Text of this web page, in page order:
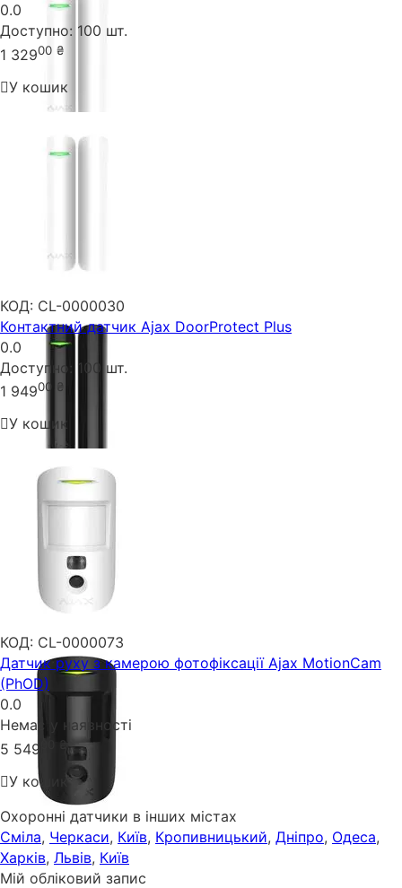
0.0
Доступно: 100 шт.
1 32900 ₴
У кошик
КОД: CL-0000030
Контактний датчик Ajax DoorProtect Plus
0.0
Доступно: 100 шт.
1 94900 ₴
У кошик
КОД: CL-0000073
Датчик руху з камерою фотофіксації Ajax MotionCam
(PhOD)
0.0
Немає у наявності
5 549
₴
У кошик
Охоронні датчики в інших містах
Сміла, Черкаси, Київ, Кропивницький, Дніпро, Одеса,
Харків, Львів, Київ
Мій обліковий запис